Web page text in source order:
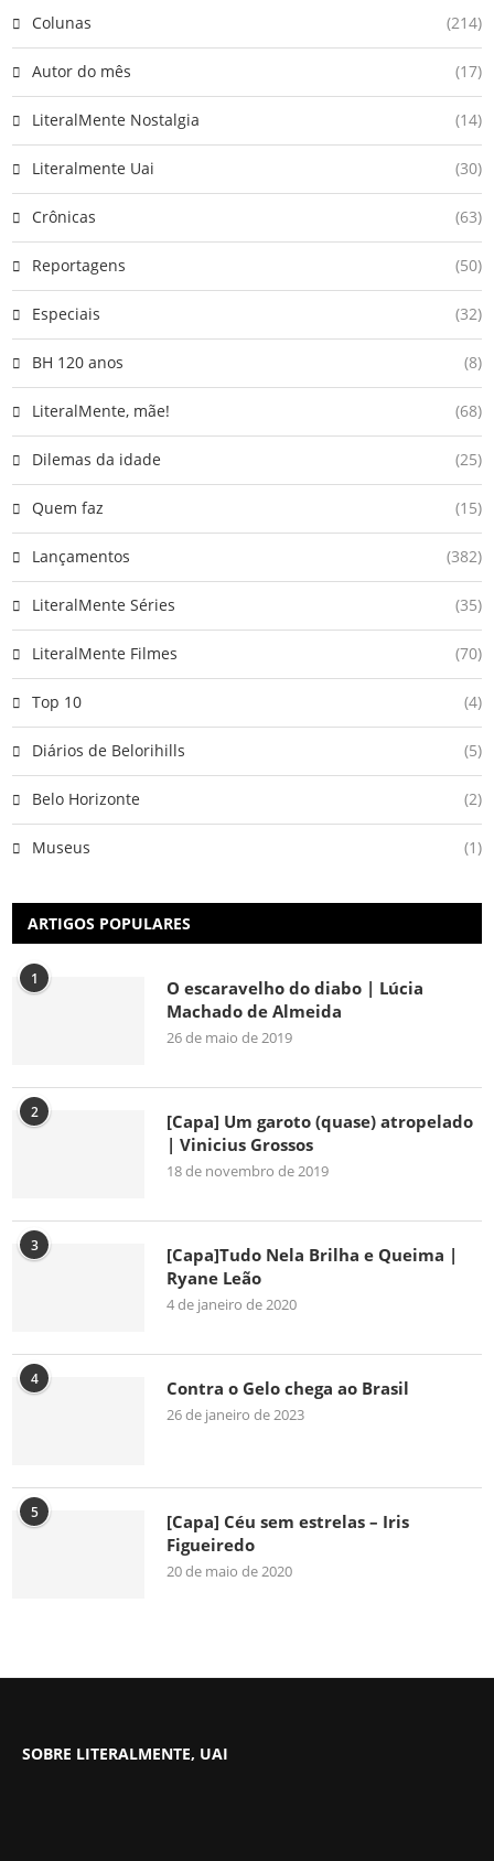
Colunas (214)
Autor do mês (17)
LiteralMente Nostalgia (14)
Literalmente Uai (30)
Crônicas (63)
Reportagens (50)
Especiais (32)
BH 120 anos (8)
LiteralMente, mãe! (68)
Dilemas da idade (25)
Quem faz (15)
Lançamentos (382)
LiteralMente Séries (35)
LiteralMente Filmes (70)
Top 10 (4)
Diários de Belorihills (5)
Belo Horizonte (2)
Museus (1)
ARTIGOS POPULARES
1
O escaravelho do diabo | Lúcia
Machado de Almeida
26 de maio de 2019
2
[Capa] Um garoto (quase) atropelado
| Vinicius Grossos
18 de novembro de 2019
3
[Capa]Tudo Nela Brilha e Queima |
Ryane Leão
4 de janeiro de 2020
4 Contra o Gelo chega ao Brasil
26 de janeiro de 2023
5
[Capa] Céu sem estrelas – Iris
Figueiredo
20 de maio de 2020
SOBRE LITERALMENTE, UAI